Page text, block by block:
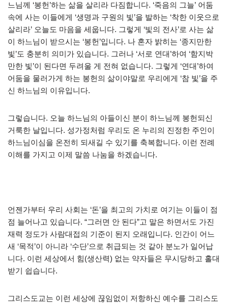
느님께 ‘봉헌’하는 삶을 살리라 다짐합니다. ‘죽음의 그늘’ 어둠
속에 사는 이들에게 ‘생명과 구원의 빛’을 발하는 ‘착한 이웃으로
살리라’ 오늘도 마음을 세웁니다. 그렇게 ‘빛의 전사’로 사는 삶
이 하느님이 받으시는 ‘봉헌’입니다. 나 혼자 밝히는 ‘종지만한
빛’도 충분히 의미가 있습니다. 그러나 ‘서로 연대’하여 ‘함지박
만한 빛’이 된다면 두려울 게 전혀 없습니다. 그렇게 ‘연대’하여
어둠을 물러가게 하는 봉헌의 삶이야말로 우리에게 ‘참 빛’을 주
신 하느님의 이유입니다.
그렇습니다. 오늘 하느님의 아들이신 분이 하느님께 봉헌되신
거룩한 날입니다. 성가정처럼 우리도 온 누리의 진정한 주인이
하느님이심을 온전히 되새길 수 있기를 축복합니다. 이런 전례
이해를 가지고 이제 말씀 나눔을 하겠습니다.
언젠가부터 우리 사회는 ‘돈’을 최고의 가치로 여기는 이들이 점
점 늘어나고 있습니다. “그러면 안 된다”고 말은 하면서도 가진
재력 정도가 사람대접의 기준이 된지 오래입니다. 인간이 어느
새 ‘목적’이 아니라 ‘수단’으로 취급되는 것 같아 분노가 일어납
니다. 이런 세상에서 힘(생산력) 없는 약자들은 무시당하고 홀대
받기 쉽습니다.
그리스도교는 이런 세상에 끊임없이 저항하신 예수를 그리스도